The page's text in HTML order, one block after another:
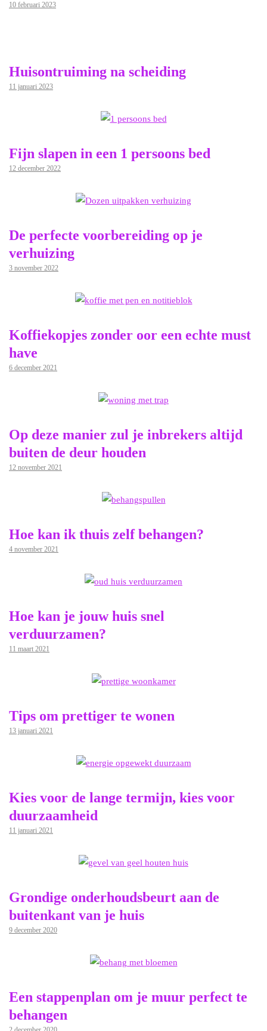
10 februari 2023
Huisontruiming na scheiding
11 januari 2023
Fijn slapen in een 1 persoons bed
12 december 2022
De perfecte voorbereiding op je
verhuizing
3 november 2022
Koffiekopjes zonder oor een echte must
have
6 december 2021
Op deze manier zul je inbrekers altijd
buiten de deur houden
12 november 2021
Hoe kan ik thuis zelf behangen?
4 november 2021
Hoe kan je jouw huis snel
verduurzamen?
11 maart 2021
Tips om prettiger te wonen
13 januari 2021
Kies voor de lange termijn, kies voor
duurzaamheid
11 januari 2021
Grondige onderhoudsbeurt aan de
buitenkant van je huis
9 december 2020
Een stappenplan om je muur perfect te
behangen